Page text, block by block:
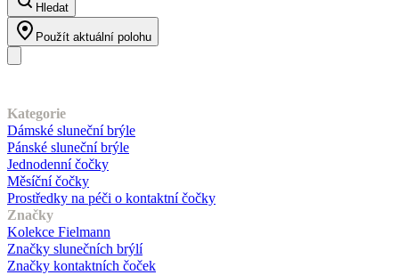
Hledat
Použít aktuální polohu
Kategorie
Dámské sluneční brýle
Pánské sluneční brýle
Jednodenní čočky
Měsíční čočky
Prostředky na péči o kontaktní čočky
Značky
Kolekce Fielmann
Značky slunečních brýlí
Značky kontaktních čoček